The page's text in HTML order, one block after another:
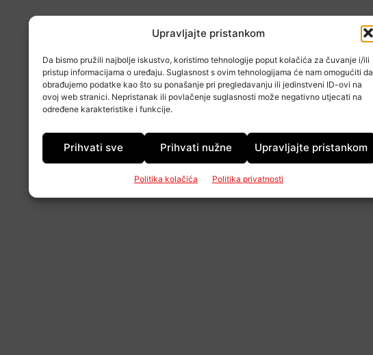
Upravljajte pristankom
Da bismo pružili najbolje iskustvo, koristimo tehnologije poput kolačića za čuvanje i/ili
pristup informacijama o uređaju. Suglasnost s ovim tehnologijama će nam omogućiti da
obrađujemo podatke kao što su ponašanje pri pregledavanju ili jedinstveni ID-ovi na
ovoj web stranici. Nepristanak ili povlačenje suglasnosti može negativno utjecati na
određene karakteristike i funkcije.
Prihvati sve Prihvati nužne Upravljajte pristankom
Politika kolačića Politika privatnosti